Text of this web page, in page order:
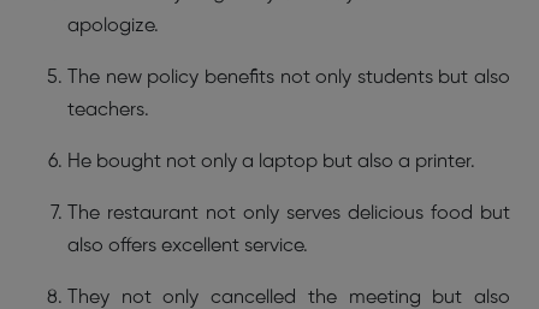
apologize.
The new policy benefits not only students but also
teachers.
He bought not only a laptop but also a printer.
The restaurant not only serves delicious food but
also offers excellent service.
They not only cancelled the meeting but also